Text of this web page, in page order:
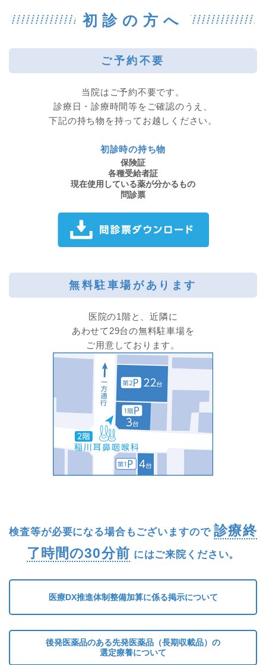
初診の方へ
ご予約不要
当院はご予約不要です。
診療日・診療時間等をご確認のうえ、
下記の持ち物を持ってお越しください。
初診時の持ち物
保険証
各種受給者証
現在使用している薬が分かるもの
問診票
無料駐車場があります
医院の1階と、近隣に
あわせて29台の無料駐車場を
ご用意しております。
検査等が必要になる場合もございますので診療終
了時間の30分前 にはご来院ください。
医療DX推進体制整備加算に係る掲示について
後発医薬品のある先発医薬品（長期収載品）の
選定療養について